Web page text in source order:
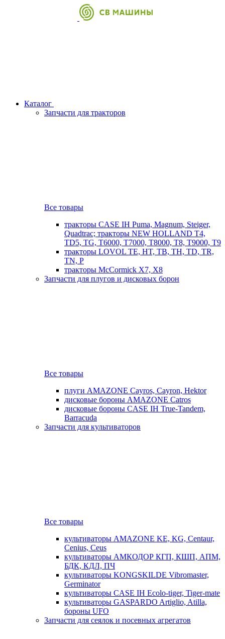
Каталог
Запчасти для тракторов
Все товары
тракторы CASE IH Puma, Magnum, Steiger,
Quadtrac; тракторы NEW HOLLAND T4,
TD5, TG, T6000, T7000, T8000, T8, T9000, T9
тракторы LOVOL TE, HT, TB, TH, TD, TR,
TN, P
тракторы McCormick X7, X8
Запчасти для плугов и дисковых борон
Все товары
плуги AMAZONE Cayros, Cayron, Hektor
дисковые бороны AMAZONE Catros
дисковые бороны CASE IH True-Tandem,
Barracuda
Запчасти для культиваторов
Все товары
культиваторы AMAZONE KE, KG, Centaur,
Cenius, Ceus
культиваторы АМКОДОР КГП, КШП, АПМ,
БДК, КДЛ, ПЧ
культиваторы KONGSKILDE Vibromaster,
Germinator
культиваторы CASE IH Ecolo-tiger, Tiger-mate
культиваторы GASPARDO Artiglio, Atilla,
бороны UFO
Запчасти для сеялок и посевных агрегатов